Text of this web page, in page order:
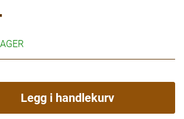
Legg i handlekurv